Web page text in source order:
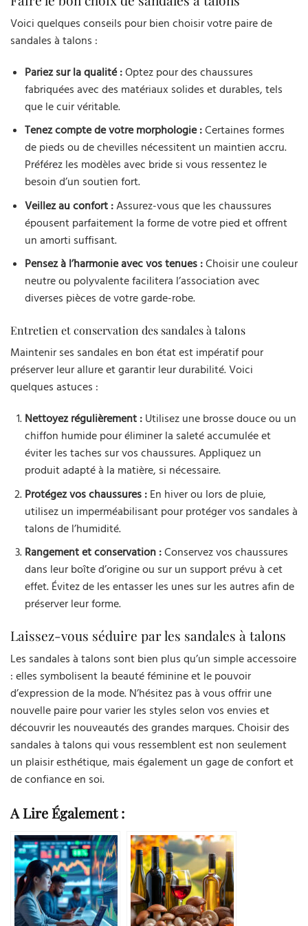
Voici quelques conseils pour bien choisir votre paire de
sandales à talons :
Pariez sur la qualité :Optez pour des chaussures
fabriquées avec des matériaux solides et durables, tels
que le cuir véritable.
Tenez compte de votre morphologie :Certaines formes
de pieds ou de chevilles nécessitent un maintien accru.
Préférez les modèles avec bride si vous ressentez le
besoin d’un soutien fort.
Veillez au confort :Assurez-vous que les chaussures
épousent parfaitement la forme de votre pied et offrent
un amorti suffisant.
Pensez à l’harmonie avec vos tenues :Choisir une couleur
neutre ou polyvalente facilitera l’association avec
diverses pièces de votre garde-robe.
Entretien et conservation des sandales à talons
Maintenir ses sandales en bon état est impératif pour
préserver leur allure et garantir leur durabilité. Voici
quelques astuces :
Nettoyez régulièrement :Utilisez une brosse douce ou un
chiffon humide pour éliminer la saleté accumulée et
éviter les taches sur vos chaussures. Appliquez un
produit adapté à la matière, si nécessaire.
Protégez vos chaussures :En hiver ou lors de pluie,
utilisez un imperméabilisant pour protéger vos sandales à
talons de l’humidité.
Rangement et conservation :Conservez vos chaussures
dans leur boîte d’origine ou sur un support prévu à cet
effet. Évitez de les entasser les unes sur les autres afin de
préserver leur forme.
Laissez-vous séduire par les sandales à talons
Les sandales à talons sont bien plus qu’un simple accessoire
: elles symbolisent la beauté féminine et le pouvoir
d’expression de la mode. N’hésitez pas à vous offrir une
nouvelle paire pour varier les styles selon vos envies et
découvrir les nouveautés des grandes marques. Choisir des
sandales à talons qui vous ressemblent est non seulement
un plaisir esthétique, mais également un gage de confort et
de confiance en soi.
A Lire Également :